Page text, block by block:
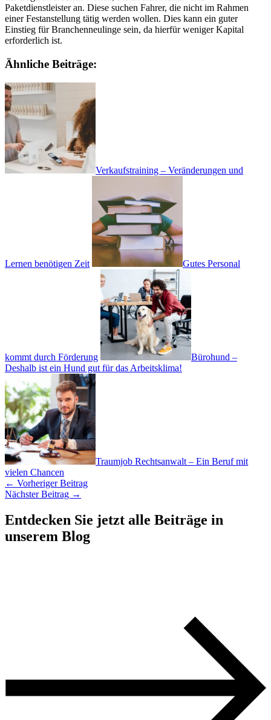
Paketdienstleister an. Diese suchen Fahrer, die nicht im Rahmen
einer Festanstellung tätig werden wollen. Dies kann ein guter
Einstieg für Branchenneulinge sein, da hierfür weniger Kapital
erforderlich ist.
Ähnliche Beiträge:
Verkaufstraining – Veränderungen und
Lernen benötigen Zeit Gutes Personal
kommt durch Förderung
Bürohund –
Deshalb ist ein Hund gut für das Arbeitsklima!
Traumjob Rechtsanwalt – Ein Beruf mit
vielen Chancen
← Vorheriger Beitrag
Nächster Beitrag →
Entdecken Sie jetzt alle Beiträge in
unserem Blog